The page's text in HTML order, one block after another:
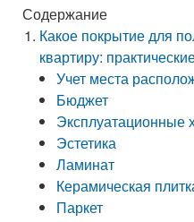
Содержание
Какое покрытие для
квартиру:
Учет места
Бюджет
Эксплуатационные
Эстетика
Ламинат
Керамическая
Паркет